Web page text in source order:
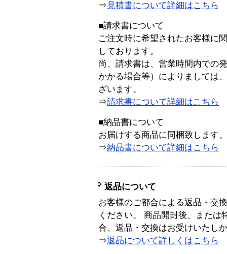
⇒ 見積書について詳細はこちら
■請求書について
ご注文時に希望されたお客様に
しております。
尚、請求書は、営業時間内での
かかる場合等）によりましては
ざいます。
⇒請求書について詳細はこちら
■納品書について
お届けする商品に同梱致します。
⇒納品書について詳細はこちら
返品について
お客様のご都合による返品・交
ください。 商品開封後、または
合、返品・交換はお受けいたし
⇒返品について詳しくはこちら